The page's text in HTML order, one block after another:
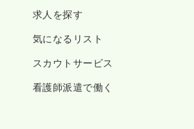
求人を探す
気になるリスト
スカウトサービス
看護師派遣で働く